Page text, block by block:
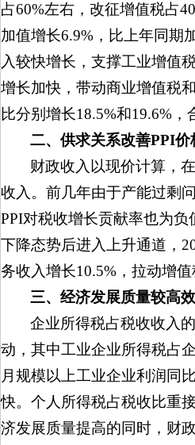
占60%左右，改征增值税占
加值增长6.9%，比上年同期
入较快增长，支撑工业增值
增长加快，带动商业增值税
比分别增长18.5%和19.6%
二、供求关系改善PPI
财政收入以现价计算，
收入。前几年由于产能过剩
PPI对税收增长贡献率也为
下降态势后进入上升通道，
务收入增长10.5%，拉动增
三、经济发展质量较高
企业所得税占税收收入
动，其中工业企业所得税占
月规模以上工业企业利润同
快。个人所得税占税收比重
济发展质量提高的同时，财